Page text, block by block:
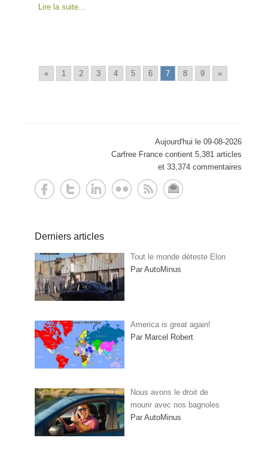
Lire la suite…
« 1 2 3 4 5 6 7 8 9 »
Aujourd'hui le 09-08-2026
Carfree France contient 5,381 articles
et 33,374 commentaires
Derniers articles
Tout le monde déteste Elon
Par AutoMinus
America is great again!
Par Marcel Robert
Nous avons le droit de
mourir avec nos bagnoles
Par AutoMinus